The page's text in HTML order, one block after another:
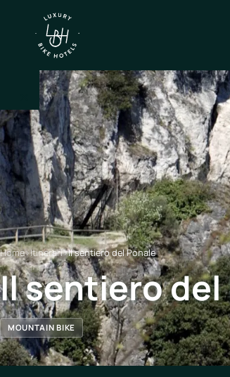
IT
EN
Itinerari
Nord
Italia
Centro
Italia
Sud
Italia
Northen
Italy
Home›Itinerari›Il sentiero del Ponale
Il sentiero del
MOUNTAIN BIKE